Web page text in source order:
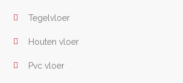
Tegelvloer
Houten vloer
Pvc vloer